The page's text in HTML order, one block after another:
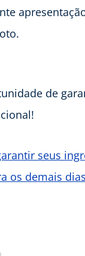
de
seus
os demais